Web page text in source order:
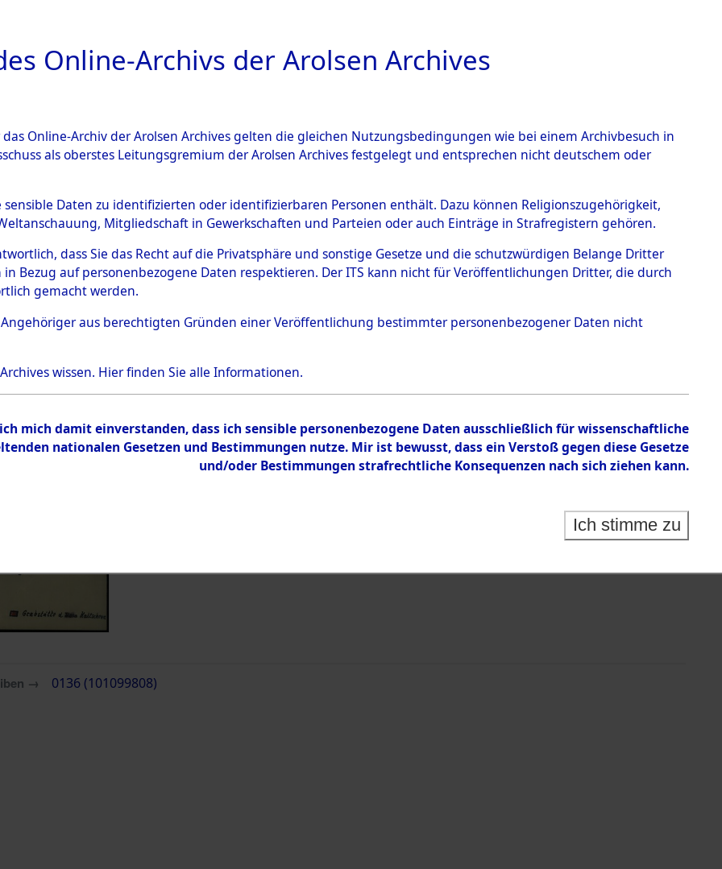
ARCHIVALE ÜBERSICHT BILD
→Kreis Sinsheim→0136 (101099808)
0136 (101099808)
Übergeordnetes
Baden-Württemberg
Inhalt
Zur Übersicht
→ 0136 (101099808)
Online-Archivs der Arolsen Archives
Online-Archiv der Arolsen Archives gelten die gleichen Nutzungsbedingungen wie bei einem Archivbesuch in
als oberstes Leitungsgremium der Arolsen Archives festgelegt und entsprechen nicht deutschem oder
sensible Daten zu identifizierten oder identifizierbaren Personen enthält. Dazu können Religionszugehörigkeit,
Mitgliedschaft in Gewerkschaften und Parteien oder auch Einträge in Strafregistern gehören.
dass Sie das Recht auf die Privatsphäre und sonstige Gesetze und die schutzwürdigen Belange Dritter
Bezug auf personenbezogene Daten respektieren. Der ITS kann nicht für Veröffentlichungen Dritter, die durch
gemacht werden.
Angehöriger aus berechtigten Gründen einer Veröffentlichung bestimmter personenbezogener Daten nicht
wissen. Hierfinden Sie alle Informationen.
mich damit einverstanden, dass ich sensible personenbezogene Daten ausschließlich für wissenschaftliche
nationalen Gesetzen und Bestimmungen nutze. Mir ist bewusst, dass ein Verstoß gegen diese Gesetze
und/oder Bestimmungen strafrechtliche Konsequenzen nach sich ziehen kann.
Ich stimme zu